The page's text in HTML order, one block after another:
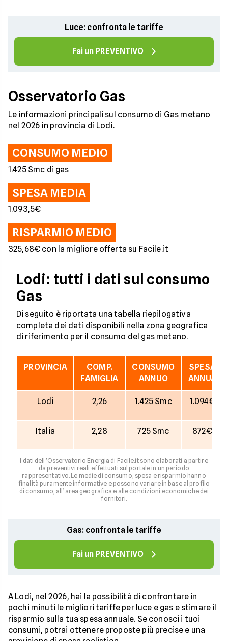
Luce: confronta le tariffe
Fai un PREVENTIVO
Osservatorio Gas
Le informazioni principali sul consumo di Gas metano
nel 2026 in provincia di Lodi.
CONSUMO MEDIO
1.425 Smc di gas
SPESA MEDIA
1.093,5€
RISPARMIO MEDIO
325,68€ con la migliore offerta su Facile.it
Lodi: tutti i dati sul consumo
Gas
Di seguito è riportata una tabella riepilogativa
completa dei dati disponibili nella zona geografica
di riferimento per il consumo del gas metano.
PROVINCIA
COMP.
FAMIGLIA
CONSUMO
ANNUO
SPESA
ANNUA
Lodi 2,26 1.425 Smc 1.094€
Italia 2,28 725 Smc 872€
I dati dell’Osservatorio Energia di Facile.it sono elaborati a partire
da preventivi reali effettuati sul portale in un periodo
rappresentativo. Le medie di consumo, spesa e risparmio hanno
finalità puramente informative e possono variare in base al profilo
di consumo, all’area geografica e alle condizioni economiche dei
fornitori.
Gas: confronta le tariffe
Fai un PREVENTIVO
A Lodi, nel 2026, hai la possibilità di confrontare in
pochi minuti le migliori tariffe per luce e gas e stimare il
risparmio sulla tua spesa annuale. Se conosci i tuoi
consumi, potrai ottenere proposte più precise e una